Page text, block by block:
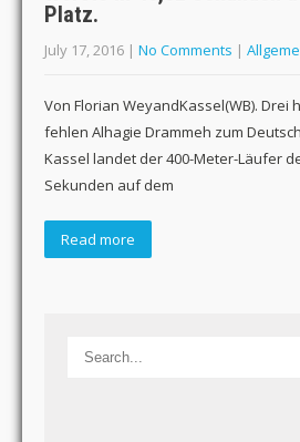
Platz.
July 17, 2016 | No Comments |
Von Florian WeyandKassel(WB).
fehlen Alhagie Drammeh zum
Kassel landet der 400-Meter-Läufer
Sekunden auf dem
Read more